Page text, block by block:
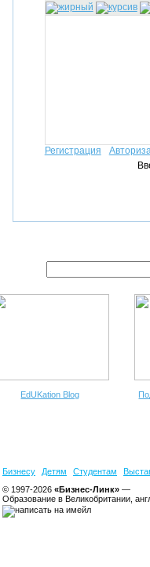
Регистрация
EdUKation Blog
Бизнесу Детям Студентам
© 1997-2026 «Бизнес-Линк» —
Образование в Великобритании,